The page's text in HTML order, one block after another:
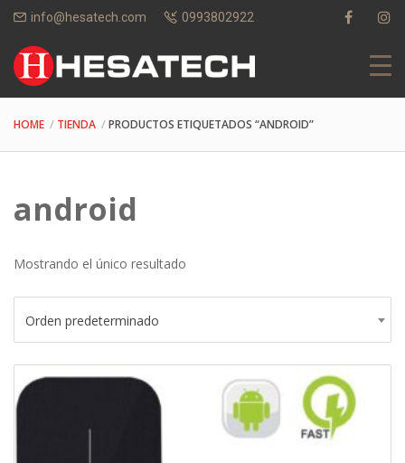
info@hesatech.com 0993802922
HOME TIENDA PRODUCTOS ETIQUETADOS “ANDROID”
android
Mostrando el único resultado
Orden predeterminado